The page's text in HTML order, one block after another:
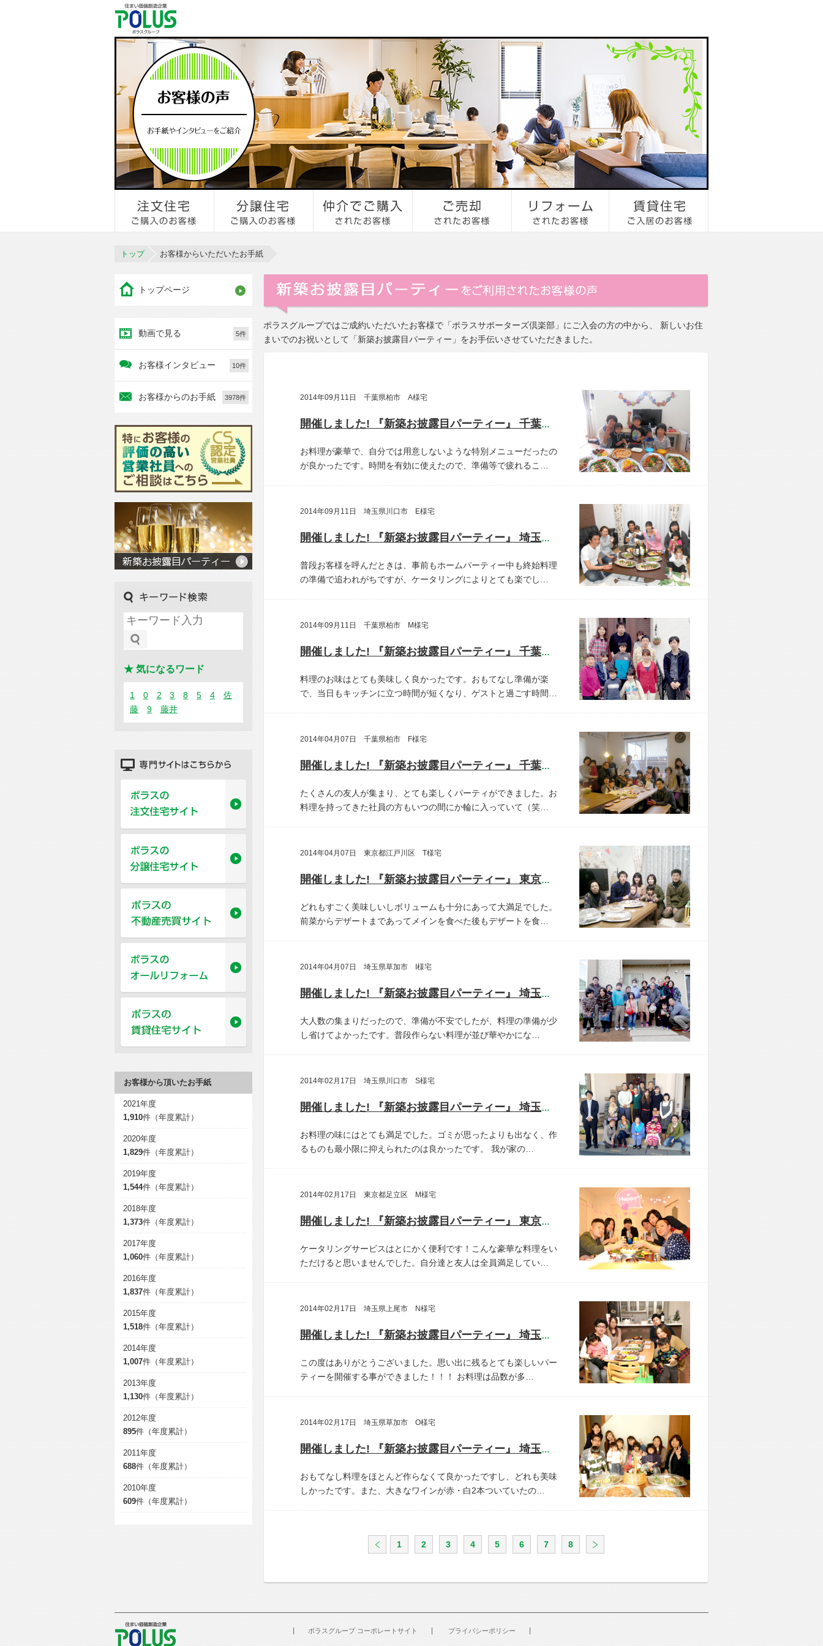
トップ お客様からいただいたお手紙
ポラスグループではご成約いただいたお客様で「ポラスサポーターズ倶楽部」にご入会の方の中から、 新しいお住
まいでのお祝いとして「新築お披露目パーティー」をお手伝いさせていただきました。
2014年09月11日 千葉県柏市 A様宅
開催しました! 『新築お披露目パーティー』 千葉県柏市 A様宅
お料理が豪華で、自分では用意しないような特別メニューだったの
が良かったです。時間を有効に使えたので、準備等で疲れるこ…
2014年09月11日 埼玉県川口市 E様宅
開催しました! 『新築お披露目パーティー』 埼玉県川口市 E様宅
普段お客様を呼んだときは、事前もホームパーティー中も終始料理
の準備で追われがちですが、ケータリングによりとても楽でし…
2014年09月11日 千葉県柏市 M様宅
開催しました! 『新築お披露目パーティー』 千葉県柏市 M様宅
料理のお味はとても美味しく良かったです。おもてなし準備が楽
で、当日もキッチンに立つ時間が短くなり、ゲストと過ごす時間…
2014年04月07日 千葉県柏市 F様宅
開催しました! 『新築お披露目パーティー』 千葉県柏市 F様宅
たくさんの友人が集まり、とても楽しくパーティができました。お
料理を持ってきた社員の方もいつの間にか輪に入っていて（笑…
2014年04月07日 東京都江戸川区 T様宅
開催しました! 『新築お披露目パーティー』 東京都江戸川区 T様宅
どれもすごく美味しいしボリュームも十分にあって大満足でした。
前菜からデザートまであってメインを食べた後もデザートを食…
2014年04月07日 埼玉県草加市 I様宅
開催しました! 『新築お披露目パーティー』 埼玉県草加市 I様宅
大人数の集まりだったので、準備が不安でしたが、料理の準備が少
し省けてよかったです。普段作らない料理が並び華やかにな…
2014年02月17日 埼玉県川口市 S様宅
開催しました! 『新築お披露目パーティー』 埼玉県川口市 S様宅
お料理の味にはとても満足でした。ゴミが思ったよりも出なく、作
るものも最小限に抑えられたのは良かったです。
我が家の…
2014年02月17日 東京都足立区 M様宅
開催しました! 『新築お披露目パーティー』 東京都足立区 M様宅
ケータリングサービスはとにかく便利です！こんな豪華な料理をい
ただけると思いませんでした。自分達と友人は全員満足してい…
2014年02月17日 埼玉県上尾市 N様宅
開催しました! 『新築お披露目パーティー』 埼玉県上尾市 N様宅
この度はありがとうございました。思い出に残るとても楽しいパー
ティーを開催する事ができました！！！
お料理は品数が多…
2014年02月17日 埼玉県草加市 O様宅
開催しました! 『新築お披露目パーティー』 埼玉県草加市 O様宅
おもてなし料理をほとんど作らなくて良かったですし、どれも美味
しかったです。また、大きなワインが赤・白2本ついていたの…
1 2 3 4 5 6 7 8
トップページ
動画で見る 5件
お客様インタビュー 10件
お客様からのお手紙 3978件
★ 気になるワード
1 0 2 3 8 5 4
佐
藤
9 藤井
お客様から頂いたお手紙
2021年度
1,910件（年度累計）
2020年度
1,829件（年度累計）
2019年度
1,544件（年度累計）
2018年度
1,373件（年度累計）
2017年度
1,060件（年度累計）
2016年度
1,837件（年度累計）
2015年度
1,518件（年度累計）
2014年度
1,007件（年度累計）
2013年度
1,130件（年度累計）
2012年度
895件（年度累計）
2011年度
688件（年度累計）
2010年度
609件（年度累計）
ポラスグループ コーポレートサイト
プライバシーポリシー